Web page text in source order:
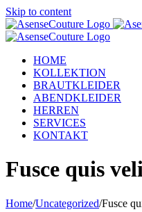
Skip to content
HOME
KOLLEKTION
BRAUTKLEIDER
ABENDKLEIDER
HERREN
SERVICES
KONTAKT
Fusce quis
Home/Uncategorized/Fusce